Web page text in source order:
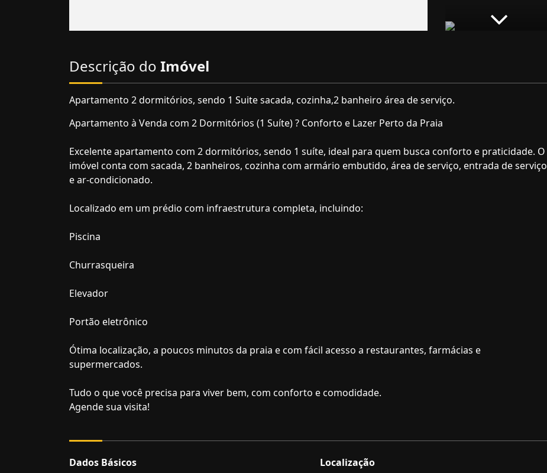
Descrição do Imóvel
Apartamento 2 dormitórios, sendo 1 Suite sacada, cozinha,2 banheiro área de serviço.
Apartamento à Venda com 2 Dormitórios (1 Suíte) ? Conforto e Lazer Perto da Praia
Excelente apartamento com 2 dormitórios, sendo 1 suíte, ideal para quem busca conforto e praticidade. O
imóvel conta com sacada, 2 banheiros, cozinha com armário embutido, área de serviço, entrada de serviço
e ar-condicionado.
Localizado em um prédio com infraestrutura completa, incluindo:
Piscina
Churrasqueira
Elevador
Portão eletrônico
Ótima localização, a poucos minutos da praia e com fácil acesso a restaurantes, farmácias e
supermercados.
Tudo o que você precisa para viver bem, com conforto e comodidade.
Agende sua visita!
Dados Básicos
Localização